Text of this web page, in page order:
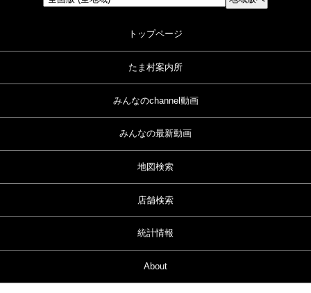
トップページ
たま村案内所
みんなのchannel動画
みんなの最新動画
地図検索
店舗検索
統計情報
About